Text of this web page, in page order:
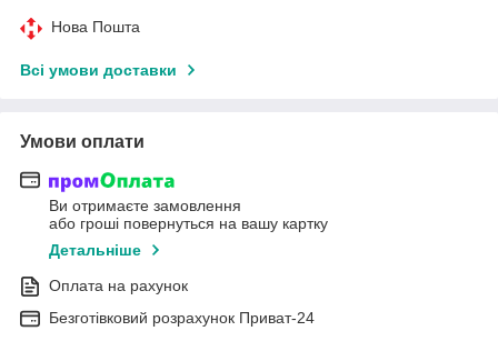
Нова Пошта
Всі умови доставки
Умови оплати
Ви отримаєте замовлення
або гроші повернуться на вашу картку
Детальніше
Оплата на рахунок
Безготівковий розрахунок Приват-24